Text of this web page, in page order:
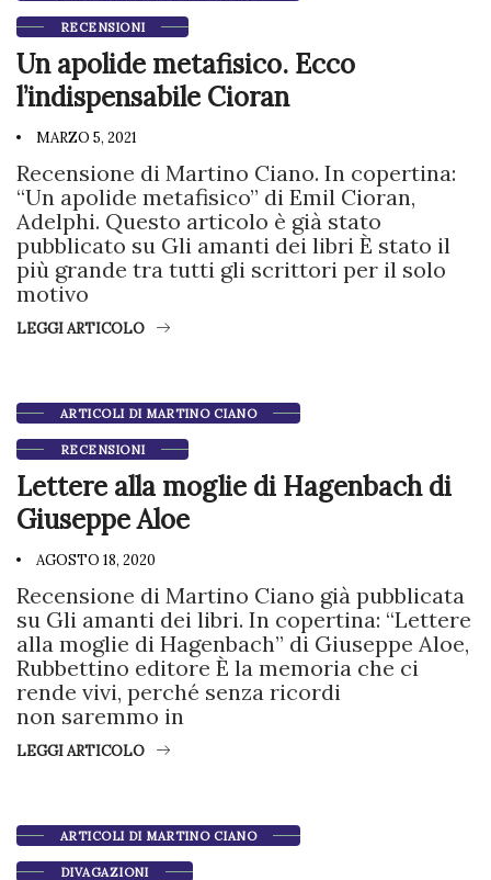
RECENSIONI
Un apolide metafisico. Ecco
l’indispensabile Cioran
MARZO 5, 2021
Recensione di Martino Ciano. In copertina:
“Un apolide metafisico” di Emil Cioran,
Adelphi. Questo articolo è già stato
pubblicato su Gli amanti dei libri È stato il
più grande tra tutti gli scrittori per il solo
motivo
LEGGI ARTICOLO
ARTICOLI DI MARTINO CIANO
RECENSIONI
Lettere alla moglie di Hagenbach di
Giuseppe Aloe
AGOSTO 18, 2020
Recensione di Martino Ciano già pubblicata
su Gli amanti dei libri. In copertina: “Lettere
alla moglie di Hagenbach” di Giuseppe Aloe,
Rubbettino editore È la memoria che ci
rende vivi, perché senza ricordi
non saremmo in
LEGGI ARTICOLO
ARTICOLI DI MARTINO CIANO
DIVAGAZIONI